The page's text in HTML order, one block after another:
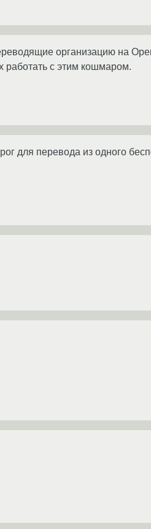
организацию на
работать с этим кошмаром.
для перевода из одного